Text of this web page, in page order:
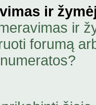
ir
ir
forumą